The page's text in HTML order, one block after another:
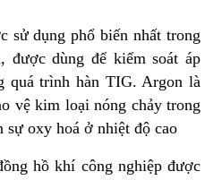
sử dụng phổ biến nhất trong
được dùng để kiểm soát áp
quá trình hàn TIG. Argon là
vệ kim loại nóng chảy trong
sự oxy hoá ở nhiệt độ cao
hồ khí công nghiệp được